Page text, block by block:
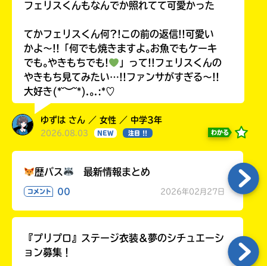
フェリスくんもなんでか照れてて可愛かった
てかフェリスくん何?!この前の返信!!可愛い
かよ〜!!「何でも焼きますよ｡お魚でもケーキ
でも｡やきもちでも!
」って!!フェリスくんの
やきもち見てみたい…!!ファンサがすぎる〜!!
大好き(*˘︶˘*).｡.:*♡
ゆずは さん ／ 女性 ／ 中学3年
2026.08.03 NEW 注目 !! わかる
歴バス 最新情報まとめ
コメント 00 2026年02月27日
『プリプロ』ステージ衣装＆夢のシチュエーシ
ョン募集！